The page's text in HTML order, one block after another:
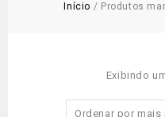
Início / Produtos
Exibindo
Ordenar por mais